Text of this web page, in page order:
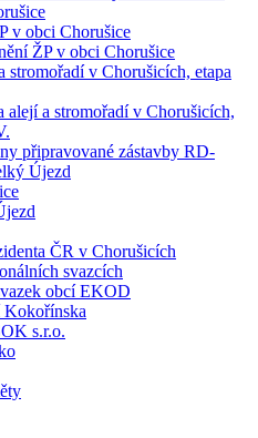
v obci Chorušice
ŽP v obci Chorušice
stromořadí v Chorušicích, etapa
alejí a stromořadí v Chorušicích,
připravované zástavby RD-
Újezd
ČR v Chorušicích
svazcích
obcí EKOD
Kokořínska
s.r.o.